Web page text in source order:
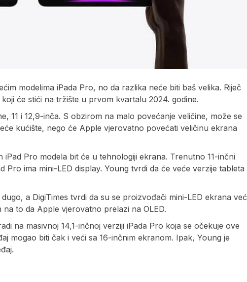
modelima iPada Pro, no da razlika neće biti baš velika. Riječ
će stići na tržište u prvom kvartalu 2024. godine.
11 i 12,9-inča. S obzirom na malo povećanje veličine, može se
kućište, nego će Apple vjerovatno povećati veličinu ekrana
Pro modela bit će u tehnologiji ekrana. Trenutno 11-inčni
Pro ima mini-LED display. Young tvrdi da će veće verzije tableta
a DigiTimes tvrdi da su se proizvođači mini-LED ekrana već
to da Apple vjerovatno prelazi na OLED.
na masivnoj 14,1-inčnoj verziji iPada Pro koja se očekuje ove
mogao biti čak i veći sa 16-inčnim ekranom. Ipak, Young je